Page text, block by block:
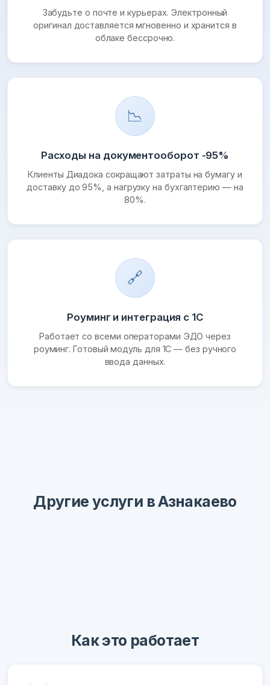
Забудьте о почте и курьерах. Электронный
оригинал доставляется мгновенно и хранится в
облаке бессрочно.
📉
Расходы на документооборот -95%
Клиенты Диадока сокращают затраты на бумагу и
доставку до 95%, а нагрузку на бухгалтерию — на
80%.
🔗
Роуминг и интеграция с 1С
Работает со всеми операторами ЭДО через
роуминг. Готовый модуль для 1С — без ручного
ввода данных.
Другие услуги в Азнакаево
Как это работает